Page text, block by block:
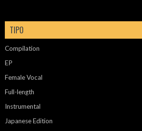
TIPO
Compilation
EP
Female Vocal
Full-length
Instrumental
Japanese Edition